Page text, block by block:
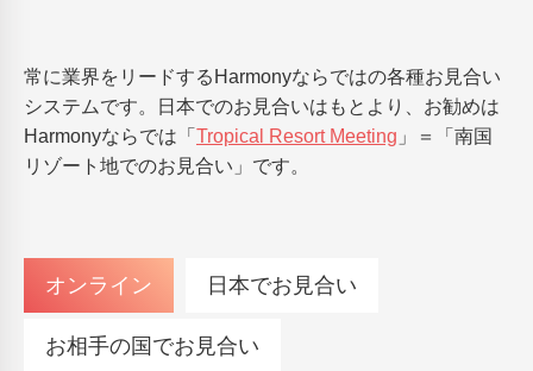
常に業界をリードするHarmonyならではの各種お見合い
システムです。日本でのお見合いはもとより、お勧めは
Harmonyならでは「 Tropical Resort Meeting 」＝「南国
リゾート地でのお見合い」です。
オンライン 日本でお見合い
お相手の国でお見合い